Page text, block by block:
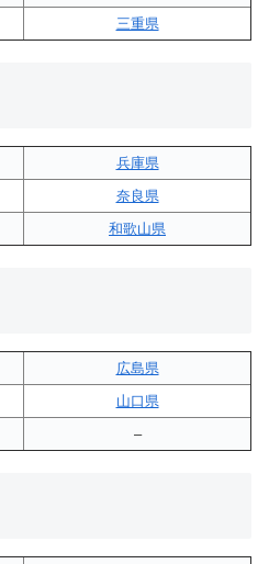
三重県
兵庫県
奈良県
和歌山県
広島県
山口県
–